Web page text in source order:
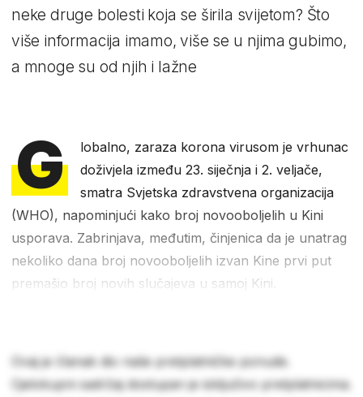
neke druge bolesti koja se širila svijetom? Što
više informacija imamo, više se u njima gubimo,
a mnoge su od njih i lažne
G
lobalno, zaraza korona virusom je vrhunac
doživjela između 23. siječnja i 2. veljače,
smatra Svjetska zdravstvena organizacija
(WHO), napominjući kako broj novooboljelih u Kini
usporava. Zabrinjava, međutim, činjenica da je unatrag
nekoliko dana broj novooboljelih izvan Kine prvi put
premašio broj novih slučajeva u samoj Kini.
Ovaj je članak dio naše pretplatničke ponude.
Cjelokupni sadržaj dostupan je isključivo pretplatnicima.